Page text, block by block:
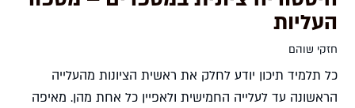
העליות
חזקי שוהם
כל תלמיד תיכון יודע לחלק את ראשית הציונות מהעלייה
הראשונה עד לעלייה החמישית ולאפיין כל אחת מהן. מאיפה